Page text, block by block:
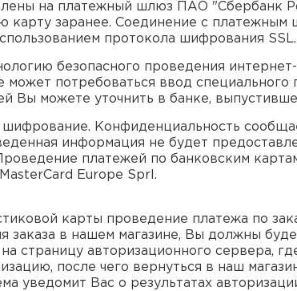
на платежный шлюз ПАО "Сбербанк
карту заранее. Соединение с
протокола шифрования SSL.
безопасного проведения
потребоваться ввод специального
Вы можете уточнить в банке,
Конфиденциальность
информация не будет
платежей по банковским
Europe Sprl.
карты проведение платежа по
в нашем магазине, Вы должны
страницу авторизационного сервера,
после чего вернуться в наш
уведомит Вас о результатах